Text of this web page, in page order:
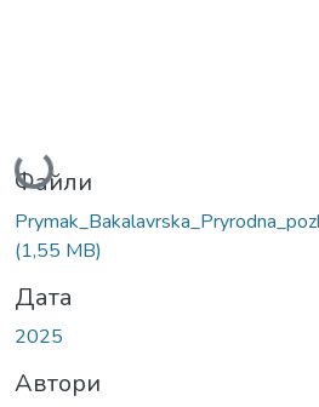
Вантажиться...
Файли
(1,55 MB)
Дата
2025
Автори